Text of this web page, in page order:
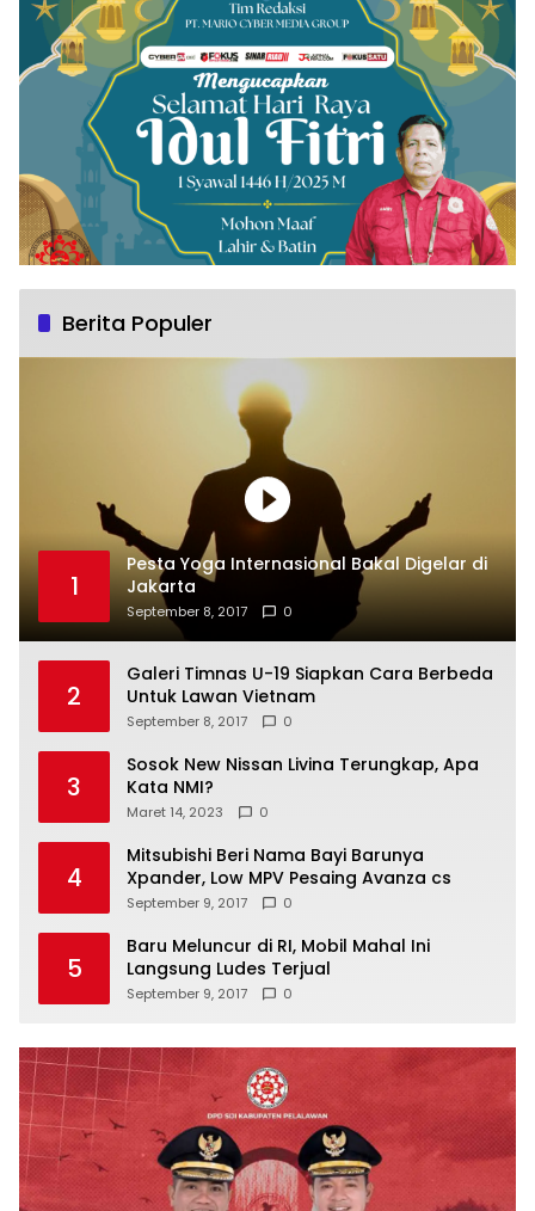
Berita Populer
1
Pesta Yoga Internasional Bakal Digelar di
Jakarta
September 8, 2017 0
2
Galeri Timnas U-19 Siapkan Cara Berbeda
Untuk Lawan Vietnam
September 8, 2017 0
3
Sosok New Nissan Livina Terungkap, Apa
Kata NMI?
Maret 14, 2023 0
4
Mitsubishi Beri Nama Bayi Barunya
Xpander, Low MPV Pesaing Avanza cs
September 9, 2017 0
5
Baru Meluncur di RI, Mobil Mahal Ini
Langsung Ludes Terjual
September 9, 2017 0